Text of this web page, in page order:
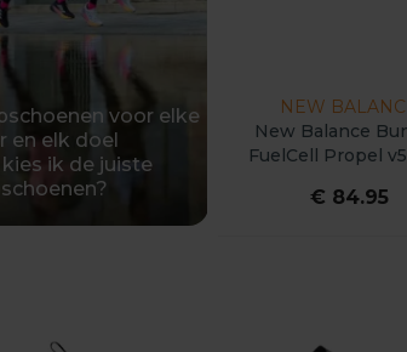
voor elke
en elk doel
kies ik de juiste
NEW
New Balance
FuelCell Propel
€ 84.95